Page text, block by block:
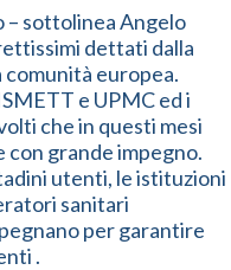
– sottolinea Angelo
dettati dalla
comunità europea.
e UPMC ed i
che in questi mesi
con grande impegno.
utenti, le istituzioni
sanitari
per garantire
.